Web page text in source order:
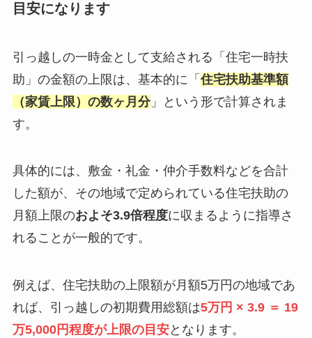
目安になります
引っ越しの一時金として支給される「住宅一時扶
助」の金額の上限は、基本的に「 住宅扶助基準額
（家賃上限）の数ヶ月分」という形で計算されま
す。
具体的には、敷金・礼金・仲介手数料などを合計
した額が、その地域で定められている住宅扶助の
月額上限のおよそ3.9倍程度に収まるように指導さ
れることが一般的です。
例えば、住宅扶助の上限額が月額5万円の地域であ
れば、引っ越しの初期費用総額は5万円 × 3.9 ＝ 19
万5,000円程度が上限の目安となります。